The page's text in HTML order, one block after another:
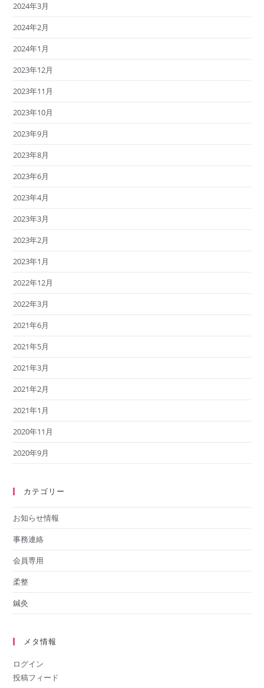
2024年3月
2024年2月
2024年1月
2023年12月
2023年11月
2023年10月
2023年9月
2023年8月
2023年6月
2023年4月
2023年3月
2023年2月
2023年1月
2022年12月
2022年3月
2021年6月
2021年5月
2021年3月
2021年2月
2021年1月
2020年11月
2020年9月
カテゴリー
お知らせ情報
事務連絡
会員専用
柔整
鍼灸
メタ情報
ログイン
投稿フィード